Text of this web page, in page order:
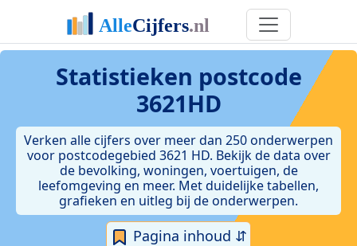
Statistieken postcode
3621HD
Verken alle cijfers over meer dan 250 onderwerpen
voor postcodegebied 3621 HD. Bekijk de data over
de bevolking, woningen, voertuigen, de
leefomgeving en meer. Met duidelijke tabellen,
grafieken en uitleg bij de onderwerpen.
Pagina inhoud ⇵